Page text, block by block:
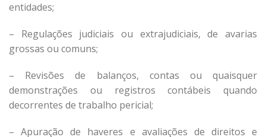
entidades;
– Regulações judiciais ou extrajudiciais, de avarias
grossas ou comuns;
– Revisões de balanços, contas ou quaisquer
demonstrações ou registros contábeis quando
decorrentes de trabalho pericial;
– Apuração de haveres e avaliações de direitos e